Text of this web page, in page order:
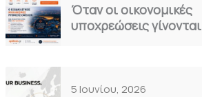
Όταν οι οικονομικές
υποχρεώσεις γίνονται
5 Ιουνίου, 2026